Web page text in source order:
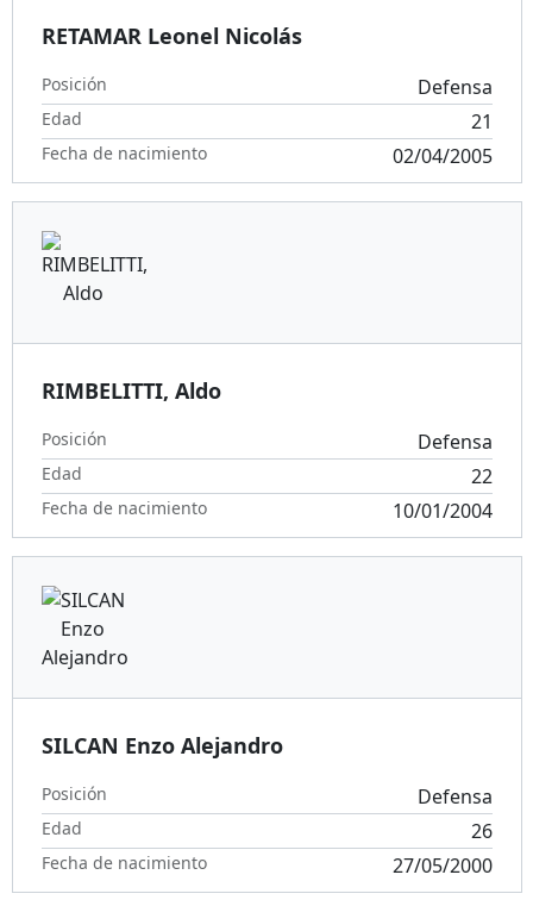
RETAMAR Leonel Nicolás
Posición Defensa
Edad 21
Fecha de nacimiento 02/04/2005
RIMBELITTI, Aldo
Posición Defensa
Edad 22
Fecha de nacimiento 10/01/2004
SILCAN Enzo Alejandro
Posición Defensa
Edad 26
Fecha de nacimiento 27/05/2000